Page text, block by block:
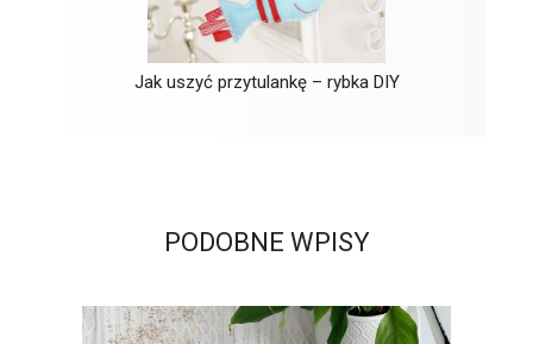
Jak uszyć przytulankę – rybka DIY
PODOBNE WPISY